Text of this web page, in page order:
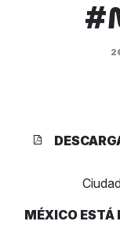
MÉXICO ESTÁ